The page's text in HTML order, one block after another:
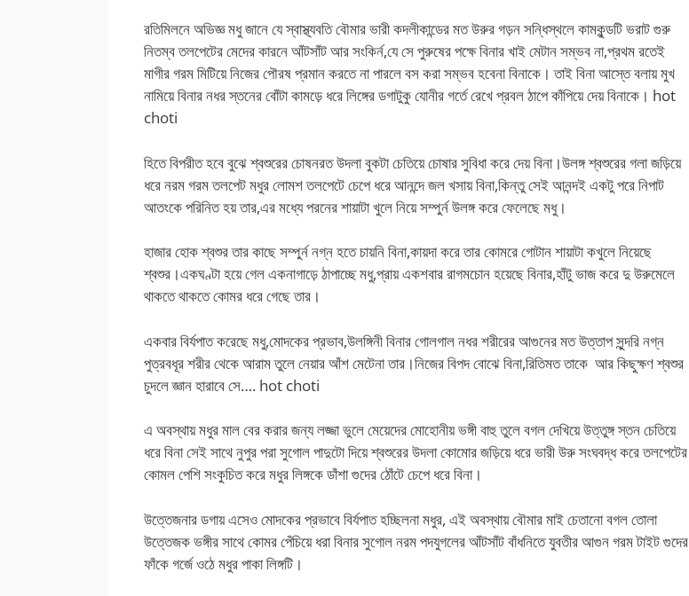
রতিমিলনে অভিজ্ঞ মধু জানে যে স্বাস্থ্যবতি বৌমার ভারী কদলীকান্ডের মত উরুর গড়ন সন্ধিস্থলে কামকুন্ডটি ভরাট গুরু
নিতম্ব তলপেটের মেদের কারনে আঁটসাঁট আর সংকির্ন,যে সে পুরুষের পক্ষে বিনার খাই মেটান সম্ভব না,প্রথম রতেই
মাগীর গরম মিটিয়ে নিজের পৌরষ প্রমান করতে না পারলে বস করা সম্ভব হবেনা বিনাকে। তাই বিনা আস্তে বলায় মুখ
নামিয়ে বিনার নধর স্তনের বোঁটা কামড়ে ধরে লিঙ্গের ডগাটুকু যোনীর গর্তে রেখে প্রবল ঠাপে কাঁপিয়ে দেয় বিনাকে। hot
choti
হিতে বিপরীত হবে বুঝে শ্বশুরের চোষনরত উদলা বুকটা চেতিয়ে চোষার সুবিধা করে দেয় বিনা।উলঙ্গ শ্বশুরের গলা জড়িয়ে
ধরে নরম গরম তলপেট মধুর লোমশ তলপেটে চেপে ধরে আনন্দে জল খসায় বিনা,কিন্তু সেই আনন্দই একটু পরে নিপাট
আতংকে পরিনিত হয় তার,এর মধ্যে পরনের শায়াটা খুলে নিয়ে সম্পুর্ন উলঙ্গ করে ফেলেছে মধু।
হাজার হোক শ্বশুর তার কাছে সম্পুর্ন নগ্ন হতে চায়নি বিনা,কায়দা করে তার কোমরে গোটান শায়াটা কখুলে নিয়েছে
শ্বশুর।একঘণ্টা হয়ে গেল একনাগাড়ে ঠাপাচ্ছে মধু,প্রায় একশবার রাগমচোন হয়েছে বিনার,হাঁটু ভাজ করে দু উরুমেলে
থাকতে থাকতে কোমর ধরে গেছে তার।
একবার বির্যপাত করেছে মধু,মোদকের প্রভাব,উলঙ্গিনী বিনার গোলগাল নধর শরীরের আগুনের মত উত্তাপ সুন্দরি নগ্ন
পুত্রবধূর শরীর থেকে আরাম তুলে নেয়ার আঁশ মেটেনা তার।নিজের বিপদ বোঝে বিনা,রিতিমত তাকে আর কিছুক্ষণ শ্বশুর
চুদলে জ্ঞান হারাবে সে…. hot choti
এ অবস্থায় মধুর মাল বের করার জন্য লজ্জা ভুলে মেয়েদের মোহোনীয় ভঙ্গী বাহু তুলে বগল দেখিয়ে উত্তুঙ্গ স্তন চেতিয়ে
ধরে বিনা সেই সাথে নুপুর পরা সুগোল পাদুটো দিয়ে শ্বশুরের উদলা কোমোর জড়িয়ে ধরে ভারী উরু সংঘবদ্ধ করে তলপেটের
কোমল পেশি সংকুচিত করে মধুর লিঙ্গকে ডাঁশা গুদের ঠোঁটে চেপে ধরে বিনা।
উত্তেজনার ডগায় এসেও মোদকের প্রভাবে বির্যপাত হচ্ছিলনা মধুর, এই অবস্থায় বৌমার মাই চেতানো বগল তোলা
উত্তেজক ভঙ্গীর সাথে কোমর পেঁচিয়ে ধরা বিনার সুগোল নরম পদযুগলের আঁটসাঁট বাঁধনিতে যুবতীর আগুন গরম টাইট গুদের
ফাঁকে গর্জে ওঠে মধুর পাকা লিঙ্গটি।